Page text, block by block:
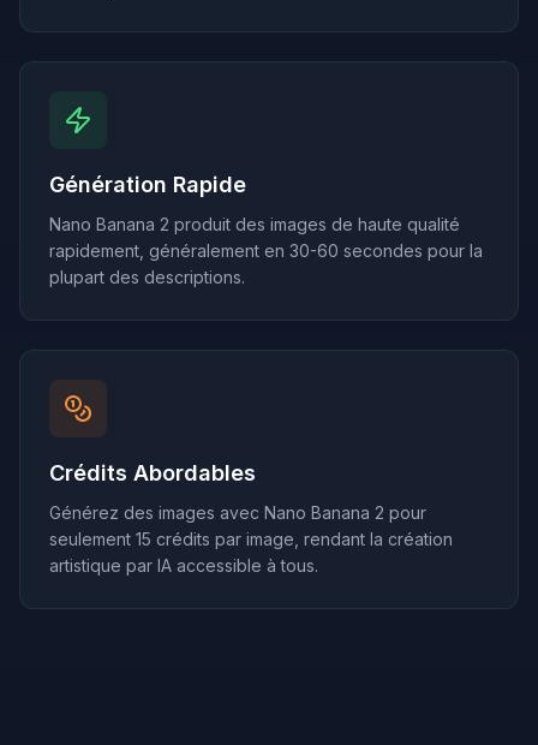
Génération Rapide
Nano Banana 2 produit des images de haute qualité
rapidement, généralement en 30-60 secondes pour la
plupart des descriptions.
Crédits Abordables
Générez des images avec Nano Banana 2 pour
seulement 15 crédits par image, rendant la création
artistique par IA accessible à tous.